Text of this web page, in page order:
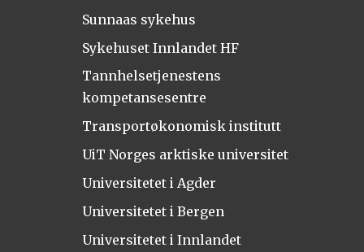
Sunnaas sykehus
Sykehuset Innlandet HF
Tannhelsetjenestens
kompetansesentre
Transportøkonomisk institutt
UiT Norges arktiske universitet
Universitetet i Agder
Universitetet i Bergen
Universitetet i Innlandet